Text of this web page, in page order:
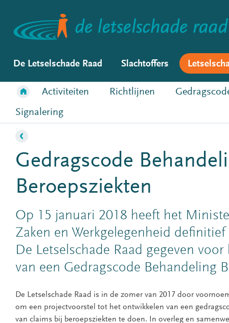
De Letselschade Raad Slachtoffers
Activiteiten Richtlijnen
Signalering
Gedragscode
Beroepsziekten
Op 15 januari 2018 heeft het
Zaken en Werkgelegenheid
De Letselschade Raad gegeven
van een Gedragscode Behandeling
De Letselschade Raad is in de zomer van 2017 door
om een projectvoorstel tot het ontwikkelen van een
van claims bij beroepsziekten te doen. In overleg en